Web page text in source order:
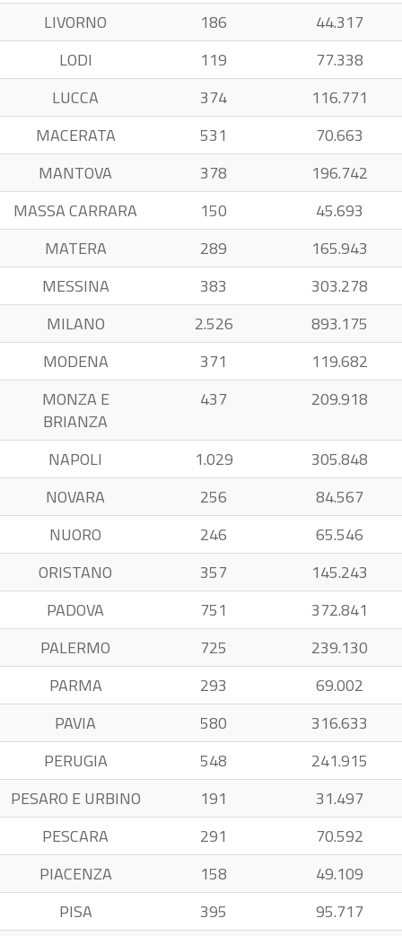
LIVORNO
186
44.317
LODI
119
77.338
LUCCA
374
116.771
MACERATA
531
70.663
MANTOVA
378
196.742
MASSA CARRARA
150
45.693
MATERA
289
165.943
MESSINA
383
303.278
MILANO
2.526
893.175
MODENA
371
119.682
MONZA E
BRIANZA
437 209.918
NAPOLI 1.029
305.848
NOVARA
256
84.567
NUORO
246
65.546
ORISTANO
357
145.243
PADOVA
751
372.841
PALERMO
725
239.130
PARMA
293
69.002
PAVIA
580
316.633
PERUGIA
548
241.915
PESARO E URBINO
191
31.497
PESCARA
291
70.592
PIACENZA
158
49.109
PISA
395
95.717